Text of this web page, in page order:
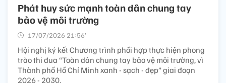
Phát huy sức mạnh toàn dân chung tay
bảo vệ môi trường
17/07/2026 21:56’
Hội nghị ký kết Chương trình phối hợp thực hiện phong
trào thi đua “Toàn dân chung tay bảo vệ môi trường, vì
Thành phố Hồ Chí Minh xanh - sạch - đẹp” giai đoạn
2026 - 2030.